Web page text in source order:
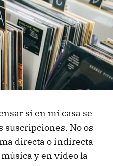
si en mi casa se
suscripciones. No os
directa o indirecta
y en vídeo la